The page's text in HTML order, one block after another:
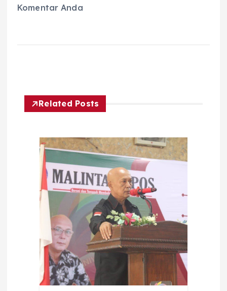
Komentar Anda
Related Posts